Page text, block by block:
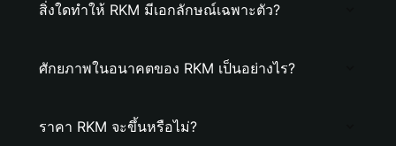
สิ่งใดทำให้ RKM มีเอกลักษณ์เฉพาะตัว?
ศักยภาพในอนาคตของ RKM เป็นอย่างไร?
ราคา RKM จะขึ้นหรือไม่?